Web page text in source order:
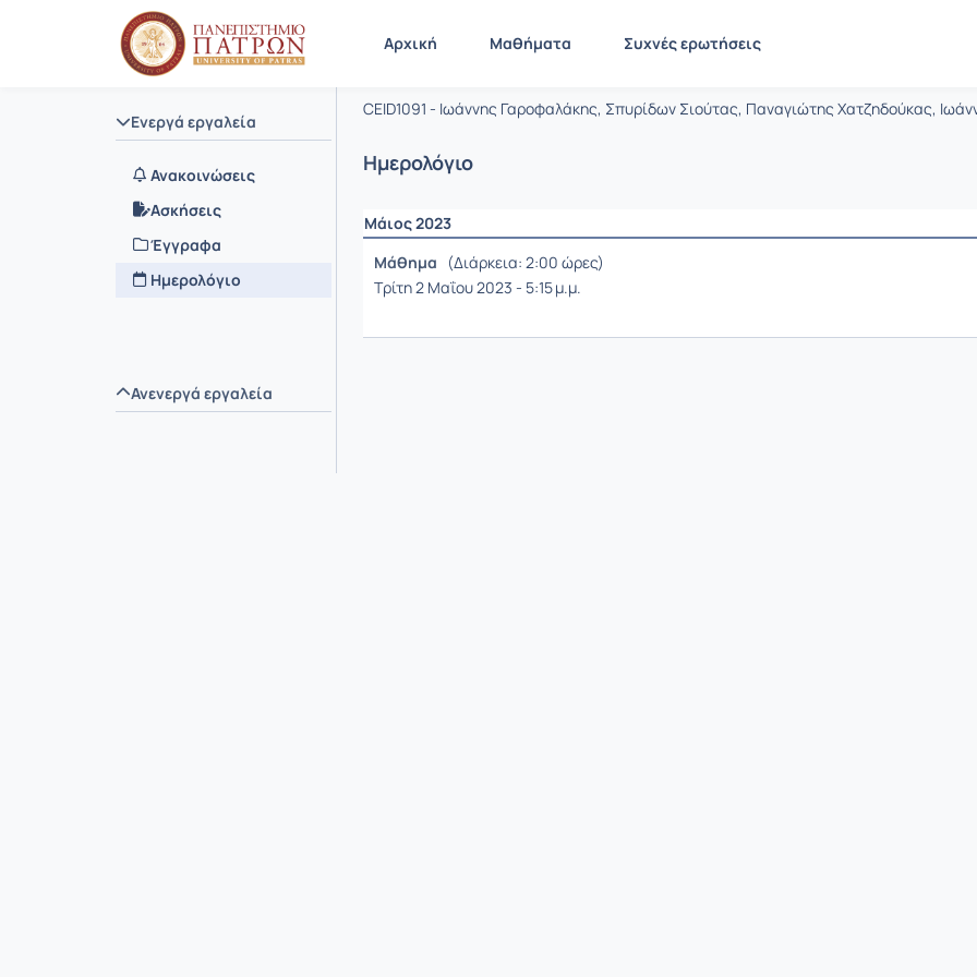
Αρχική Μαθήματα Συχνές ερωτήσεις
Ενεργά εργαλεία
Ανακοινώσεις
Ασκήσεις
Έγγραφα
Ημερολόγιο
Ανενεργά εργαλεία
Μάθημα : Αρχές Γλωσσών Προγραμματισμού και
Κωδικός : CEID1091
CEID1091 - Ιωάννης Γαροφαλάκης, Σπυρίδων Σιούτας, Παναγιώτης Χατζηδούκας,
Ημερολόγιο
Μάιος 2023
Μάθημα (Διάρκεια: 2:00 ώρες)
Τρίτη 2 Μαΐου 2023 - 5:15 μ.μ.